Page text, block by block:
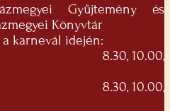
Gyűjtemény és
Könyvtár
karnevál idején:
8.30, 10.00,
8.30, 10.00,